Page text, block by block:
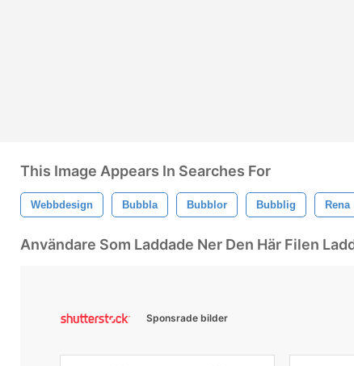
This Image Appears In Searches For
Webbdesign Bubbla Bubblor Bubblig Rena
Användare Som Laddade Ner Den Här Filen
Sponsrade bilder